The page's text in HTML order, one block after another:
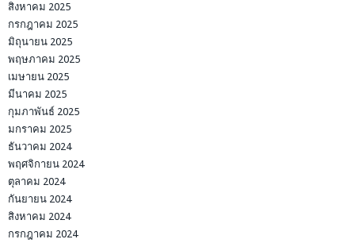
สิงหาคม 2025
กรกฎาคม 2025
มิถุนายน 2025
พฤษภาคม 2025
เมษายน 2025
มีนาคม 2025
กุมภาพันธ์ 2025
มกราคม 2025
ธันวาคม 2024
พฤศจิกายน 2024
ตุลาคม 2024
กันยายน 2024
สิงหาคม 2024
กรกฎาคม 2024